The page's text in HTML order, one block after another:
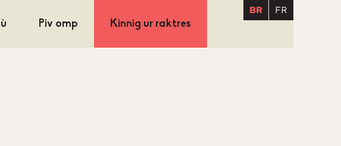
Piv omp Kinnig ur raktres
BR FR